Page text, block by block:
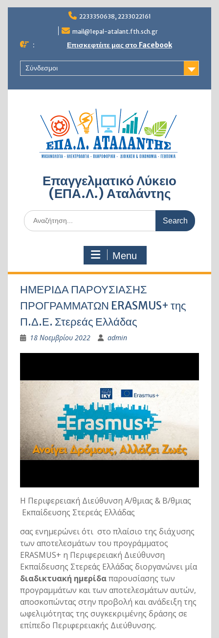
2233350638, 2233022161
mail@1epal-atalant.fth.sch.gr
: Επισκεφτέιτε μας στο Facebook
Σύνδεσμοι
Επαγγελματικό Λύκειο
(ΕΠΑ.Λ.) Αταλάντης
Search
for:
Menu
ΗΜΕΡΙΔΑ ΠΑΡΟΥΣΙΑΣΗΣ
ΠΡΟΓΡΑΜΜΑΤΩΝ ERASMUS+ της
Π.Δ.Ε. Στερεάς Ελλάδας
18 Νοεμβρίου 2022 admin
Η Περιφερειακή Διεύθυνση Α/θμιας & Β/θμιας
Εκπαίδευσης Στερεάς Ελλάδας
σας ενημερώνει ότι στο πλαίσιο της διάχυσης
των αποτελεσμάτων του προγράμματος
ERASMUS+ η Περιφερειακή Διεύθυνση
Εκπαίδευσης Στερεάς Ελλάδας διοργανώνει μία
διαδικτυακή ημερίδαπαρουσίασης των
προγραμμάτων και των αποτελεσμάτων αυτών,
αποσκοπώντας στην προβολή και ανάδειξη της
ωφελιμότητας της συγκεκριμένης δράσης σε
επίπεδο Περιφερειακής Διεύθυνσης.